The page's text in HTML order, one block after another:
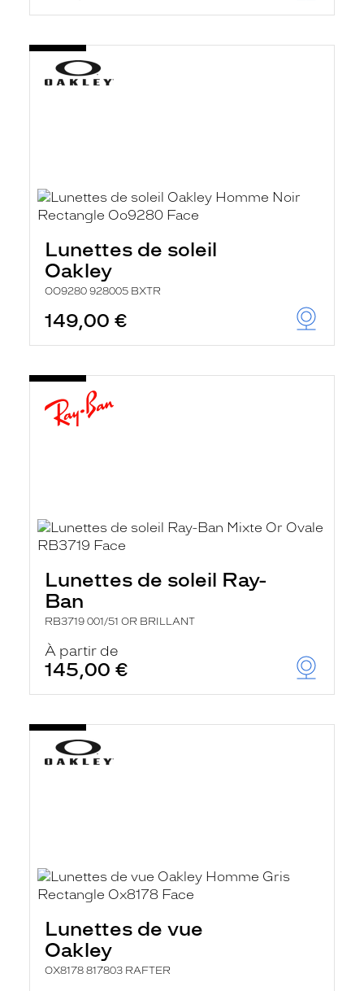
Lunettes de soleil
Oakley
OO9280 928005 BXTR
149,00 €
Lunettes de soleil Ray-
Ban
RB3719 001/51 OR BRILLANT
À partir de
145,00 €
Lunettes de vue
Oakley
OX8178 817803 RAFTER